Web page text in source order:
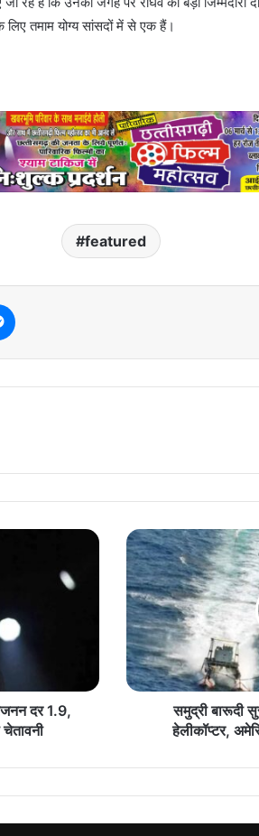
तमाम योग्य सांसदों में से एक हैं।
featured
दर 1.9,
समुद्री बारूदी
हेलीकॉप्टर,